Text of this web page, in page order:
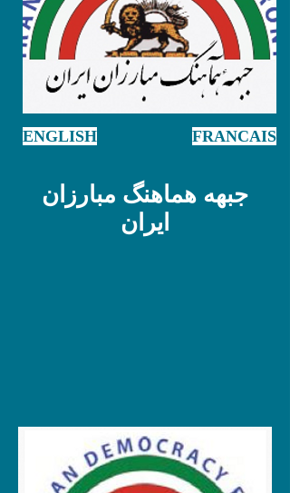
ENGLISH FRANCAIS
جبهه هماهنگ مبارزان
ایران